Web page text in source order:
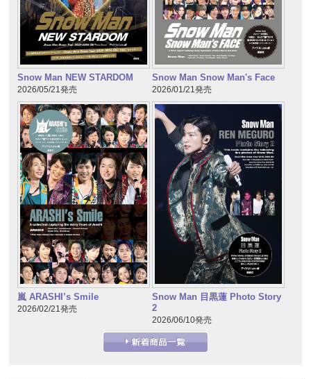
Snow Man NEW STARDOM
2026/05/21発売
Snow Man Snow Man's Face
2026/01/21発売
嵐 ARASHI’s Smile
2026/02/21発売
Snow Man 目黒蓮 Photo Story
2
2026/06/10発売